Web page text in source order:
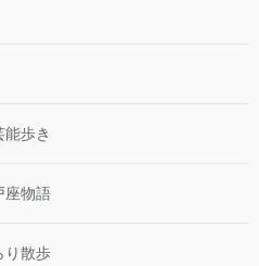
歩き
座物語
り散歩